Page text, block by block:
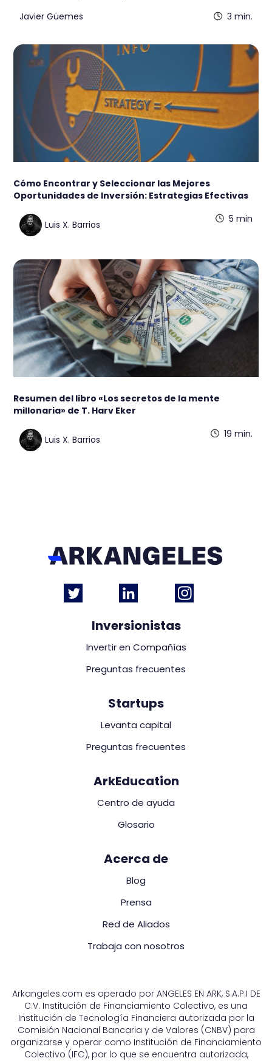
Javier Güemes
3 min.
Cómo Encontrar y Seleccionar las Mejores
Oportunidades de Inversión: Estrategias Efectivas
Luis X. Barrios
5 min
Resumen del libro «Los secretos de la mente
millonaria» de T. Harv Eker
Luis X. Barrios
19 min.
Inversionistas
Invertir en Compañías
Preguntas frecuentes
Startups
Levanta capital
Preguntas frecuentes
ArkEducation
Centro de ayuda
Glosario
Acerca de
Blog
Prensa
Red de Aliados
Trabaja con nosotros
Arkangeles.com es operado por ANGELES EN ARK, S.A.P.I DE
C.V. Institución de Financiamiento Colectivo, es una
Institución de Tecnología Financiera autorizada por la
Comisión Nacional Bancaria y de Valores (CNBV) para
organizarse y operar como Institución de Financiamiento
Colectivo (IFC), por lo que se encuentra autorizada,